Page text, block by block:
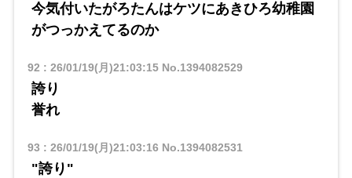
今気付いたがろたんはケツにあきひろ幼稚園
がつっかえてるのか
92 : 26/01/19(月)21:03:15No.1394082529
誇り
誉れ
93 : 26/01/19(月)21:03:16 No.1394082531
"誇り"